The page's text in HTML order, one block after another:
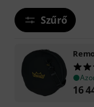
Szűrő
16